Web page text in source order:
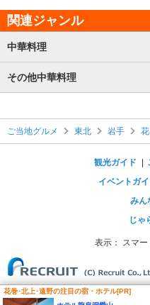
関連ジャンル
中華料理
その他中華料理
ご当地グルメ 東北 岩手
観光ガイド
イベントガ
みん
じゃ
表示： スマー
花巻･北上･遠野の注目の宿・ホテル[PR]